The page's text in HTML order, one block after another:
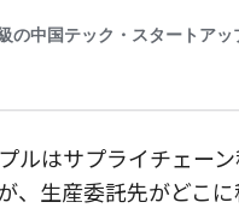
ルはサプライチェー
、生産委託先がどこ